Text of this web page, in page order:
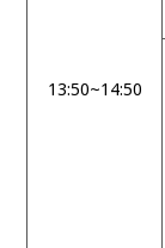
13:50~14:50